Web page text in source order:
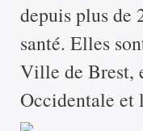
depuis plus de
santé. Elles
Ville de Brest,
Occidentale et